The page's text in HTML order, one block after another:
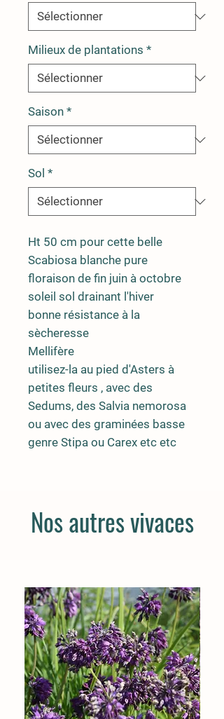
Milieux de plantations *
Saison *
Sol *
Ht 50 cm pour cette belle
Scabiosa blanche pure
floraison de fin juin à octobre
soleil sol drainant l'hiver
bonne résistance à la
sècheresse
Mellifère
utilisez-la au pied d'Asters à
petites fleurs , avec des
Sedums, des Salvia nemorosa
ou avec des graminées basse
genre Stipa ou Carex etc etc
Nos autres vivaces